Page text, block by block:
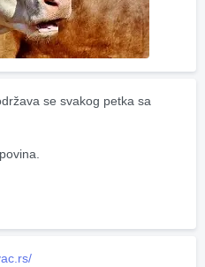
se svakog petka sa